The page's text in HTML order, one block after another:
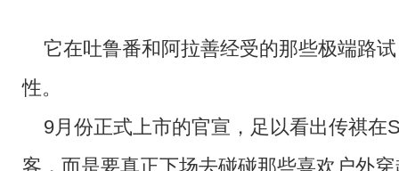
它在吐鲁番和阿拉善经受的那些极端路
性。
9月份正式上市的官宣，足以看出传祺在
客，而是要真正下场去碰碰那些喜欢户外